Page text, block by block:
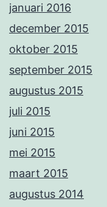
januari 2016
december 2015
oktober 2015
september 2015
augustus 2015
juli 2015
juni 2015
mei 2015
maart 2015
augustus 2014